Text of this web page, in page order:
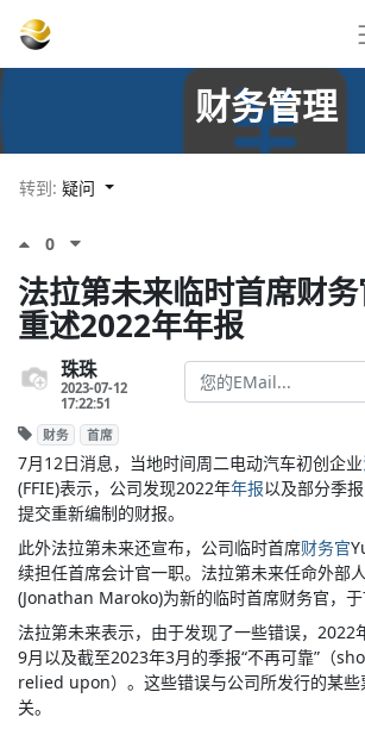
财务管理
转到: 疑问
0
法拉第未来临时首席财
重述2022年年报
珠珠
2023-07-12
17:22:51
财务 首席
7月12日消息，当地时间周二电动汽车初创企业
(FFIE)表示，公司发现2022年年报以及部分季
提交重新编制的财报。
此外法拉第未来还宣布，公司临时首席财务官
续担任首席会计官一职。法拉第未来任命外部
(Jonathan Maroko)为新的临时首席财务官，于
法拉第未来表示，由于发现了一些错误，2022
9月以及截至2023年3月的季报“不再可靠”（
relied upon）。这些错误与公司所发行的某些
关。